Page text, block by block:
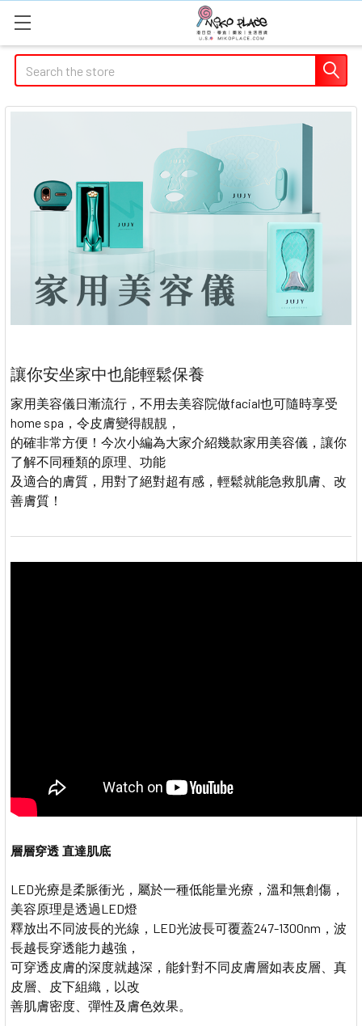
Search
讓你安坐家中也能輕鬆保養
家用美容儀日漸流行，不用去美容院做facial也可隨時享受
home spa，令皮膚變得靚靚，
的確非常方便！今次小編為大家介紹幾款家用美容儀，讓你
了解不同種類的原理、功能
及適合的膚質，用對了絕對超有感，輕鬆就能急救肌膚、改
善膚質！
層層穿透 直達肌底
LED光療是柔脈衝光，屬於一種低能量光療，溫和無創傷，
美容原理是透過LED燈
釋放出不同波長的光線，LED光波長可覆蓋247-1300nm，波
長越長穿透能力越強，
可穿透皮膚的深度就越深，能針對不同皮膚層如表皮層、真
皮層、皮下組織，以改
善肌膚密度、彈性及膚色效果。